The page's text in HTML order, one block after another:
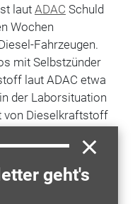
geht's
laut ADAC Schuld
Wochen
Fahrzeugen.
mit Selbstzünder
laut ADAC etwa
der Laborsituation
von Dieselkraftstoff
diesem Grund
die sich bei niedrigen
bilden, in den